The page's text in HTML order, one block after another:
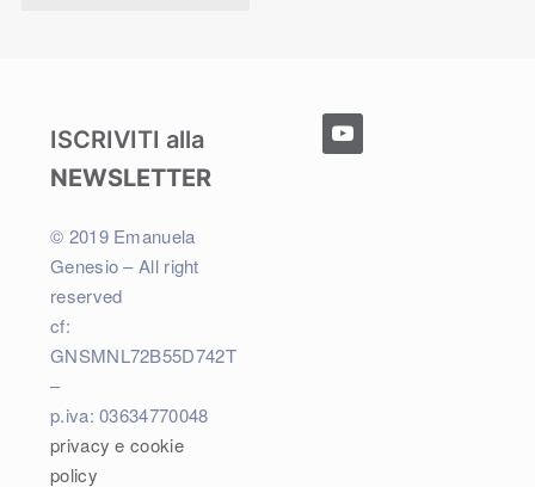
ISCRIVITI alla
NEWSLETTER
© 2019 Emanuela
Genesio – All right
reserved
cf:
GNSMNL72B55D742T
–
p.iva: 03634770048
privacy e cookie
policy
youtube